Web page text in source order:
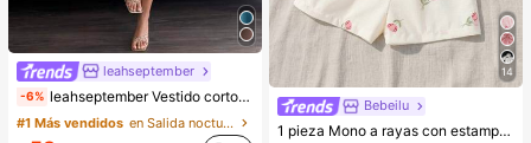
leahseptember
-6% leahseptember Vestido corto elegante y sexy de mujer estilo Y2K, casual para vacaciones, festival de música y concierto, boho chic, color café marrón chocolate, ajustado, unicolor con plisados y colores contrastantes, con cuentas, cuello halter, mini vestido, moda de verano, ropa boho para mujer, fiesta, cita nocturna
#1 Más vendidos
en Salida nocturna Mini vestidos de mujer
14
Bebeilu
1 pieza Mono a rayas con estampado integral y lazo, lindo y sencillo para bebé niña. Adecuado para fiestas de cumpleaños, fiestas de noche, actuaciones, bodas, bautizos, ceremonias de apertura, uso diario, escuela, salidas y temporada de otoño/invierno. Ropa de verano para bebé niña, mono para bebé niña, estilo vintage para bebé niña, mono de verano para bebé niña, conjunto de vacaciones para bebé niña